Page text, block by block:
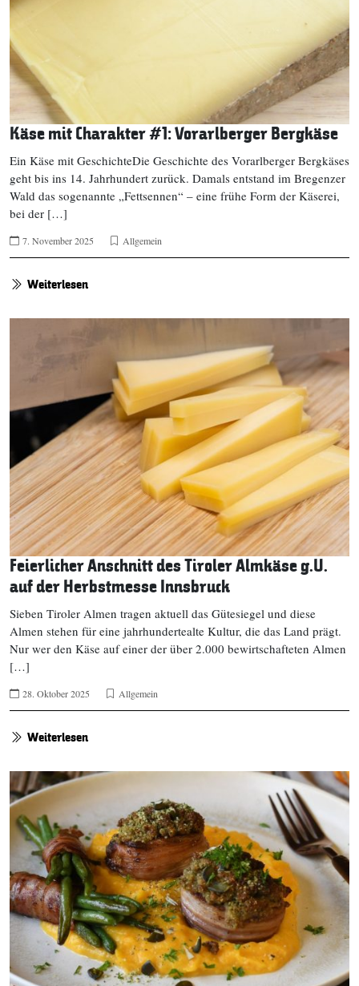
Käse mit Charakter #1: Vorarlberger Bergkäse
Ein Käse mit GeschichteDie Geschichte des Vorarlberger Bergkäses
geht bis ins 14. Jahrhundert zurück. Damals entstand im Bregenzer
Wald das sogenannte „Fettsennen“ – eine frühe Form der Käserei,
bei der […]
7. November 2025 Allgemein
Weiterlesen
Feierlicher Anschnitt des Tiroler Almkäse g.U.
auf der Herbstmesse Innsbruck
Sieben Tiroler Almen tragen aktuell das Gütesiegel und diese
Almen stehen für eine jahrhundertealte Kultur, die das Land prägt.
Nur wer den Käse auf einer der über 2.000 bewirtschafteten Almen
[…]
28. Oktober 2025 Allgemein
Weiterlesen